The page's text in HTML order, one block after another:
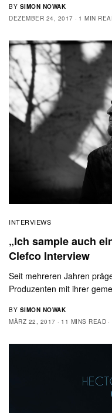
BY SIMON NOWAK
DEZEMBER 24, 2017
1 MIN
INTERVIEWS
„Ich sample auch
Clefco Interview
Seit mehreren Jahren
Produzenten mit ihrer
BY SIMON NOWAK
MÄRZ 22, 2017
11 MINS READ